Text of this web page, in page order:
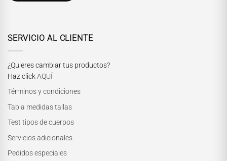
SERVICIO AL CLIENTE
¿Quieres cambiar tus productos?
Haz clickAQUÍ
Términos y condiciones
Tabla medidas tallas
Test tipos de cuerpos
Servicios adicionales
Pedidos especiales